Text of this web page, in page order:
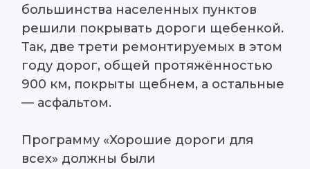
большинства населенных пунктов
решили покрывать дороги щебенкой.
Так, две трети ремонтируемых в этом
году дорог, общей протяжённостью
900 км, покрыты щебнем, а остальные
— асфальтом.
Программу «Хорошие дороги для
всех» должны были